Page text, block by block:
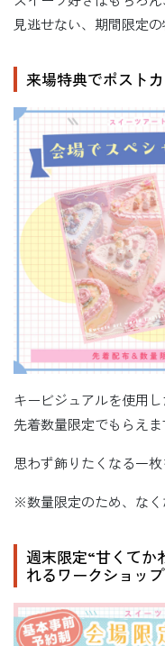
見逃せない、期間限定
来場特典でポスト
キービジュアルを使用
先着数量限定でもらえま
思わず飾りたくなる一
※数量限定のため、なく
週末限定“甘くてか
れるワークショッ